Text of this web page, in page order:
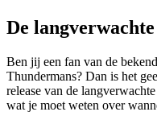
De
Ben jij een fan van de
Thundermans? Dan is het
release van de
wat je moet weten over